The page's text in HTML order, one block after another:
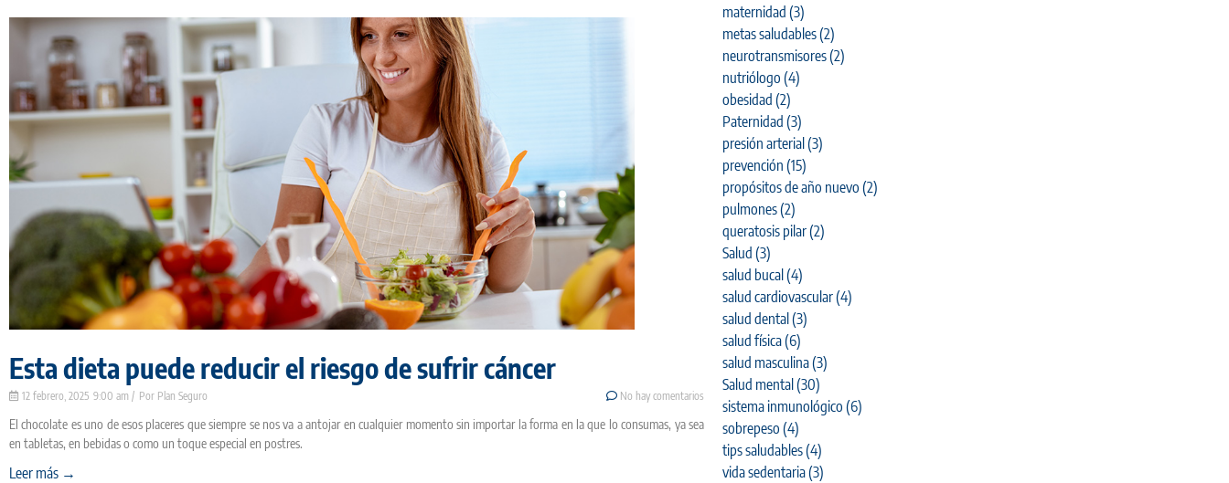
Esta dieta puede reducir el riesgo de sufrir cáncer
Plan Seguro
12 febrero, 2025 9:00 am No hay comentarios
El chocolate es uno de esos placeres que siempre se nos va a antojar en cualquier momento sin importar la forma en la que lo consumas, ya sea
en tabletas, en bebidas o como un toque especial en postres.
Leer más →
maternidad (3)
metas saludables(2)
neurotransmisores(2)
nutriólogo (4)
obesidad (2)
Paternidad (3)
presión arterial(3)
prevención (15)
propósitos de año nuevo (2)
pulmones(2)
queratosis pilar(2)
Salud (3)
salud bucal(4)
salud cardiovascular(4)
salud dental(3)
salud física(6)
salud masculina(3)
Salud mental(30)
sistema inmunológico (6)
sobrepeso (4)
tips saludables(4)
vida sedentaria(3)